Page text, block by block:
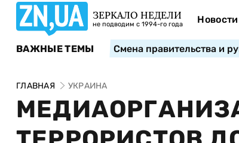
ЗЕРКАЛО НЕДЕЛИ
не подводим с 1994-го года Новости
ВАЖНЫЕ ТЕМЫ Смена правительства и
ГЛАВНАЯ УКРАИНА